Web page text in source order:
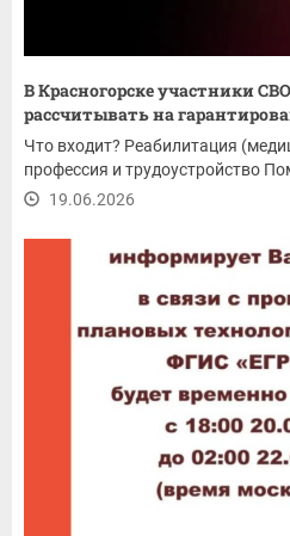
В Красногорске участники
рассчитывать на
Что входит? Реабилитация
профессия и трудоустройство
19.06.2026